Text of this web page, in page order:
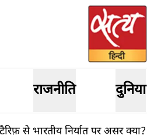
राजनीति दुनिया
से भारतीय निर्यात पर असर क्या?